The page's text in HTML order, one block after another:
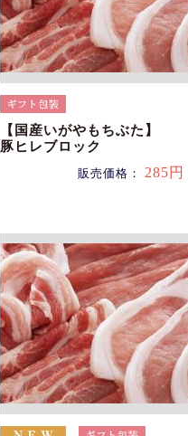
【国産いがやもちぶた】
豚ヒレブロック
販売価格： 285円